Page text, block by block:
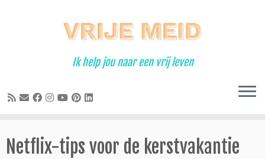
Ik help jou naar een vrij leven
Netflix-tips voor de kerstvakantie